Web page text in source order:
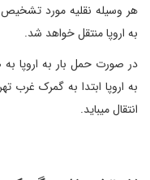
هر وسیله نقلیه مورد تشخیص
به اروپا منتقل خواهد شد.
در صورت حمل بار به اروپا
به اروپا ابتدا به گمرک غرب
انتقال میباید.